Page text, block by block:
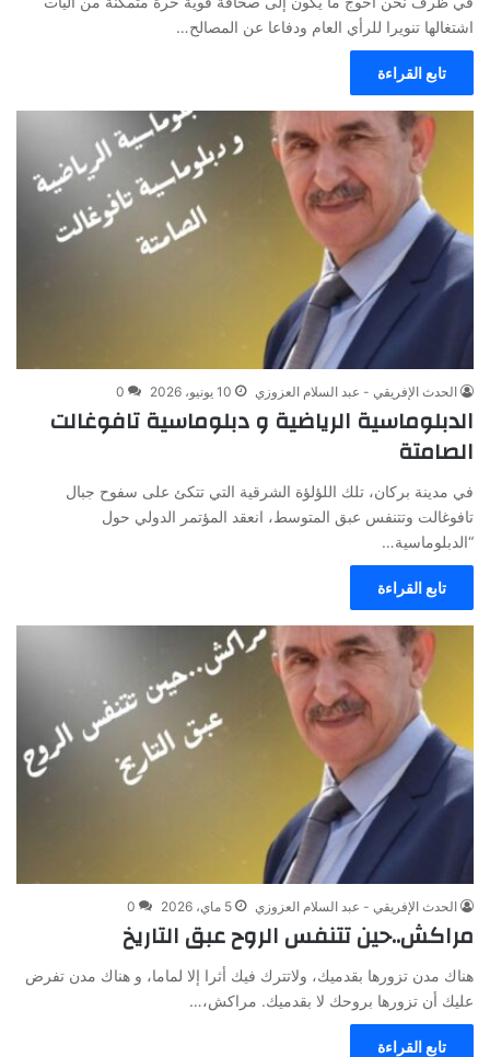
اشتغالها تنويرا للرأي العام ودفاعا عن المصالح…
تابع القراءة
الحدث الإفريقي - عبد السلام العزوزي 10 يونيو، 2026 0
الدبلوماسية الرياضية و دبلوماسية تافوغالت
الصامتة
في مدينة بركان، تلك اللؤلؤة الشرقية التي تتكئ على سفوح جبال
تافوغالت وتتنفس عبق المتوسط، انعقد المؤتمر الدولي حول
“الدبلوماسية…
تابع القراءة
الحدث الإفريقي - عبد السلام العزوزي 5 ماي، 2026 0
مراكش..حين تتنفس الروح عبق التاريخ
هناك مدن تزورها بقدميك، ولاتترك فيك أثرا إلا لماما، و هناك مدن تفرض
عليك أن تزورها بروحك لا بقدميك. مراكش،…
تابع القراءة